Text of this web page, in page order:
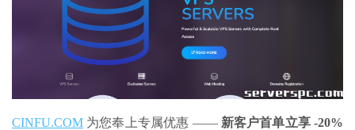
CINFU.COM 为您奉上专属优惠 —— 新客户首单立享 -20%